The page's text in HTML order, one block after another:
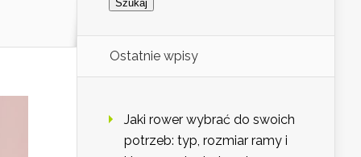
Ostatnie wpisy
Jaki rower wybrać do swoich
potrzeb: typ, rozmiar ramy i